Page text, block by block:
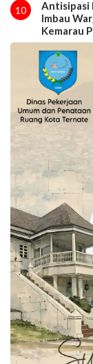
10
Antisipasi
Imbau
Kemarau